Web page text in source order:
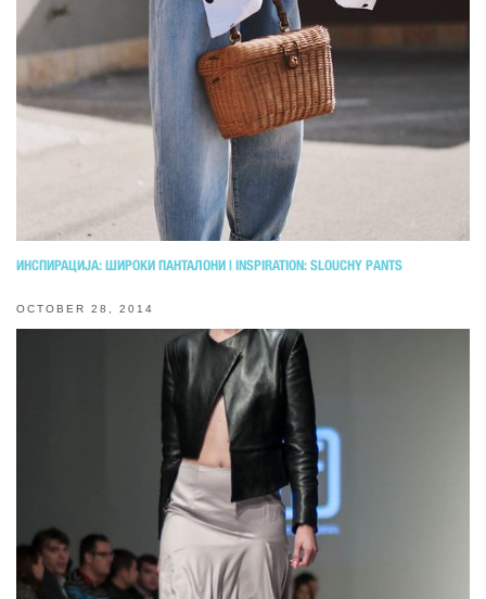
ИНСПИРАЦИЈА: ШИРОКИ ПАНТАЛОНИ | INSPIRATION: SLOUCHY PANTS
OCTOBER 28, 2014